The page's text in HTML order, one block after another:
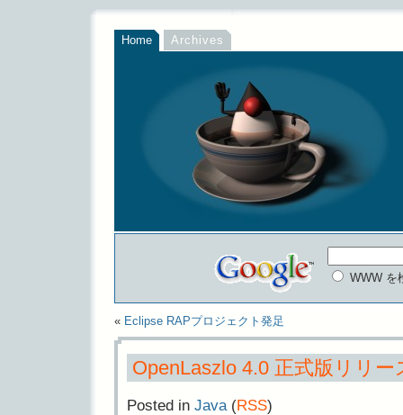
Home Archives
WWW を
« Eclipse RAPプロジェクト発足
OpenLaszlo 4.0 正式版リリー
Posted in Java(RSS)